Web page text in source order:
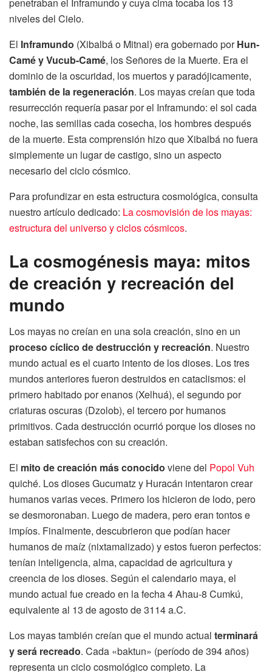
penetraban el Inframundo y cuya cima tocaba los 13
niveles del Cielo.
El Inframundo (Xibalbá o Mitnal) era gobernado porHun-
Camé y Vucub-Camé, los Señores de la Muerte. Era el
dominio de la oscuridad, los muertos y paradójicamente,
también de la regeneración. Los mayas creían que toda
resurrección requería pasar por el Inframundo: el sol cada
noche, las semillas cada cosecha, los hombres después
de la muerte. Esta comprensión hizo que Xibalbá no fuera
simplemente un lugar de castigo, sino un aspecto
necesario del ciclo cósmico.
Para profundizar en esta estructura cosmológica, consulta
nuestro artículo dedicado: La cosmovisión de los mayas:
estructura del universo y ciclos cósmicos.
La cosmogénesis maya: mitos
de creación y recreación del
mundo
Los mayas no creían en una sola creación, sino en un
proceso cíclico de destrucción y recreación. Nuestro
mundo actual es el cuarto intento de los dioses. Los tres
mundos anteriores fueron destruidos en cataclismos: el
primero habitado por enanos (Xelhuá), el segundo por
criaturas oscuras (Dzolob), el tercero por humanos
primitivos. Cada destrucción ocurrió porque los dioses no
estaban satisfechos con su creación.
El mito de creación más conocido viene del Popol Vuh
quiché. Los dioses Gucumatz y Huracán intentaron crear
humanos varias veces. Primero los hicieron de lodo, pero
se desmoronaban. Luego de madera, pero eran tontos e
impíos. Finalmente, descubrieron que podían hacer
humanos de maíz (nixtamalizado) y estos fueron perfectos:
tenían inteligencia, alma, capacidad de agricultura y
creencia de los dioses. Según el calendario maya, el
mundo actual fue creado en la fecha 4 Ahau-8 Cumkú,
equivalente al 13 de agosto de 3114 a.C.
Los mayas también creían que el mundo actual terminará
y será recreado. Cada «baktun» (período de 394 años)
representa un ciclo cosmológico completo. La